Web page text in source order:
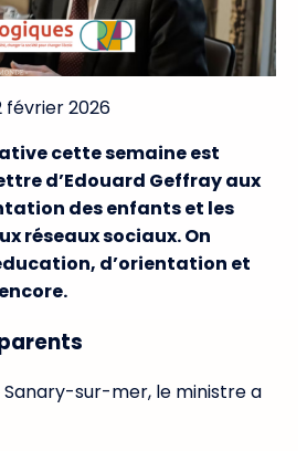
février 2026
cette semaine est
d’Edouard Geffray aux
des enfants et les
réseaux sociaux. On
d’orientation et
Sanary-sur-mer, le ministre a